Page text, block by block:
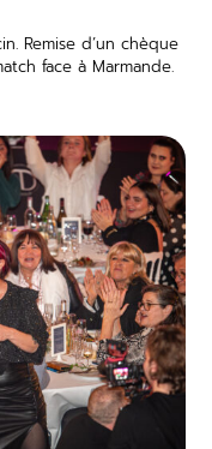
Remise d’un chèque
face à Marmande.